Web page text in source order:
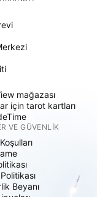
mağazası
için tarot kartları
VE GÜVENLIK
Beyanı